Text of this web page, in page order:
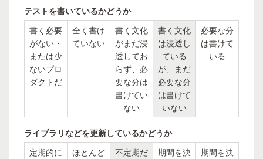
テストを書いているかどうか
書く必要
がない・
または少
ないプロ
ダクトだ
全く書け
ていない
書く文化
がまだ浸
透してお
らず、必
要な分は
書けてい
ない
書く文化
は浸透し
ている
が、まだ
必要な分
は書けて
いない
必要な分
は書けて
いる
ライブラリなどを更新しているかどうか
定期的に
ほとんど
不定期だ
期間を決
期間を決